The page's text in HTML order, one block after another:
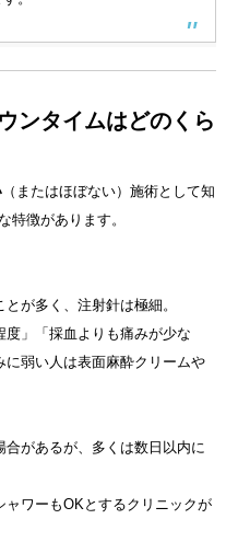
ンタイムはどのくら
（またはほぼない）施術として知
特徴があります。
が多く、注射針は極細。
度」「採血よりも痛みが少な
弱い人は表面麻酔クリームや
があるが、多くは数日以内に
ワーもOKとするクリニックが